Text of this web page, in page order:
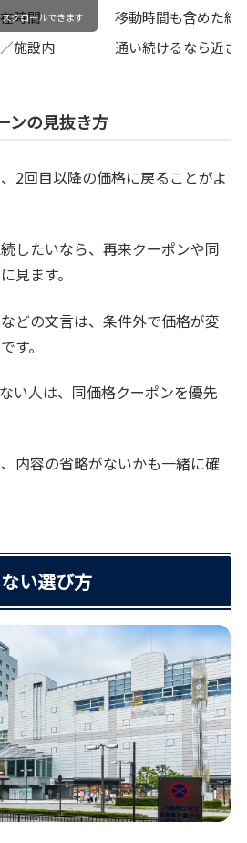
時間
移動時間も含めた総
施設内 通い続けるなら近さ
スクロールできます
ンの見抜き方
2回目以降の価格に戻ることがよ
したいなら、再来クーポンや同
見ます。
どの文言は、条件外で価格が変
す。
い人は、同価格クーポンを優先
内容の省略がないかも一緒に確
い選び方